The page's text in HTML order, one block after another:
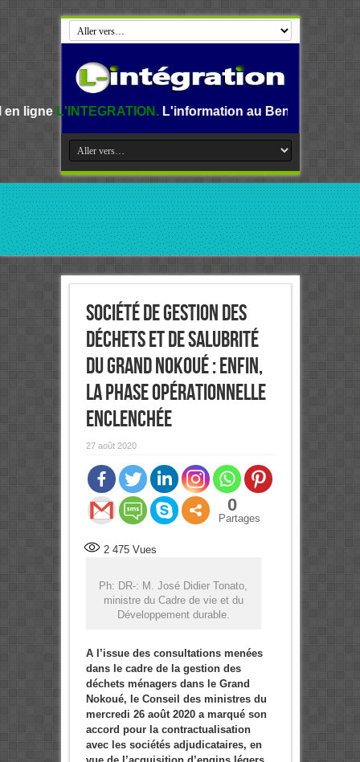
L'information au Benin, en Afrique et dans le
Société de gestion des
déchets et de salubrité
du Grand Nokoué : Enfin,
la phase opérationnelle
enclenchée
27 août 2020
0
Partages
2 475Vues
Ph: DR-: M. José Didier Tonato,
ministre du Cadre de vie et du
Développement durable.
A l’issue des consultations menées
dans le cadre de la gestion des
déchets ménagers dans le Grand
Nokoué, le Conseil des ministres du
mercredi 26 août 2020 a marqué son
accord pour la contractualisation
avec les sociétés adjudicataires, en